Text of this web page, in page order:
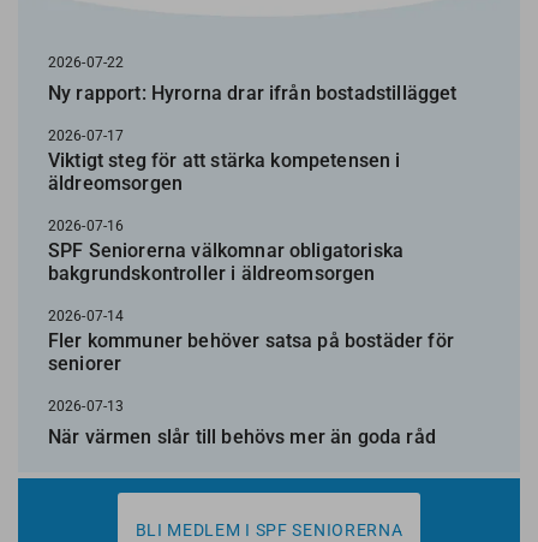
2026-07-22
Ny rapport: Hyrorna drar ifrån bostadstillägget
2026-07-17
Viktigt steg för att stärka kompetensen i
äldreomsorgen
2026-07-16
SPF Seniorerna välkomnar obligatoriska
bakgrundskontroller i äldreomsorgen
2026-07-14
Fler kommuner behöver satsa på bostäder för
seniorer
2026-07-13
När värmen slår till behövs mer än goda råd
BLI MEDLEM I SPF SENIORERNA